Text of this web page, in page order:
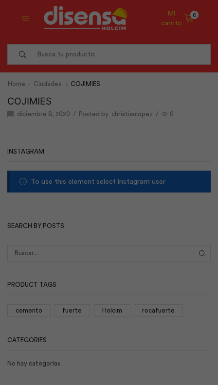
Mi
carrito
0
Home Ciudades COJIMIES
COJIMIES
diciembre 8, 2020 / Posted by christianlopez / 0
INSTAGRAM
To use this element select instagram user
SEARCH BY POSTS
PRODUCT TAGS
cemento fuerte Holcim rocafuerte
CATEGORIES
No hay categorías